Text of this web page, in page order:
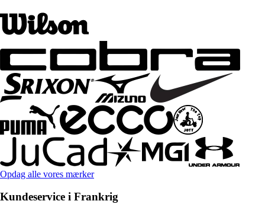
Opdag alle vores mærker
Kundeservice i Frankrig